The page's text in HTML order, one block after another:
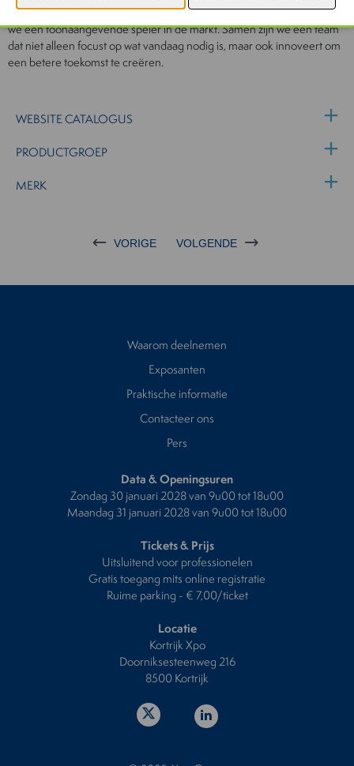
gezamenlijke inzet hebben we onze bedrijfsdoelen bereikt en blijven
we een toonaangevende speler in de markt. Samen zijn we een team
dat niet alleen focust op wat vandaag nodig is, maar ook innoveert om
een betere toekomst te creëren.
WEBSITE CATALOGUS
PRODUCTGROEP
MERK
VORIGE VOLGENDE
Waarom deelnemen
Exposanten
Praktische informatie
Contacteer ons
Pers
Data & Openingsuren
Zondag 30 januari 2028 van 9u00 tot 18u00
Maandag 31 januari 2028 van 9u00 tot 18u00
Tickets & Prijs
Uitsluitend voor professionelen
Gratis toegang mits online registratie
Ruime parking - € 7,00/ticket
Locatie
Kortrijk Xpo
Doorniksesteenweg 216
8500 Kortrijk